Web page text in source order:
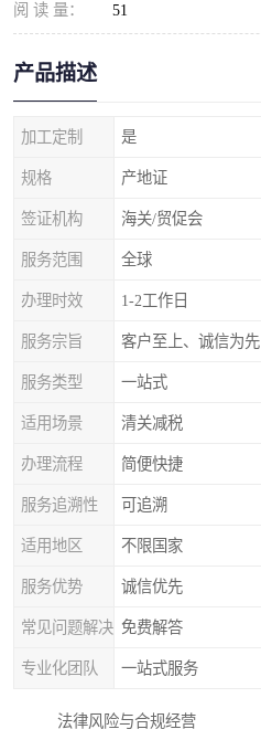
阅 读 量： 51
产品描述
加工定制 是
规格 产地证
签证机构 海关/贸促会
服务范围 全球
办理时效 1-2工作日
服务宗旨 客户至上、诚信为先
服务类型 一站式
适用场景 清关减税
办理流程 简便快捷
服务追溯性 可追溯
适用地区 不限国家
服务优势 诚信优先
常见问题解决 免费解答
专业化团队 一站式服务
法律风险与合规经营